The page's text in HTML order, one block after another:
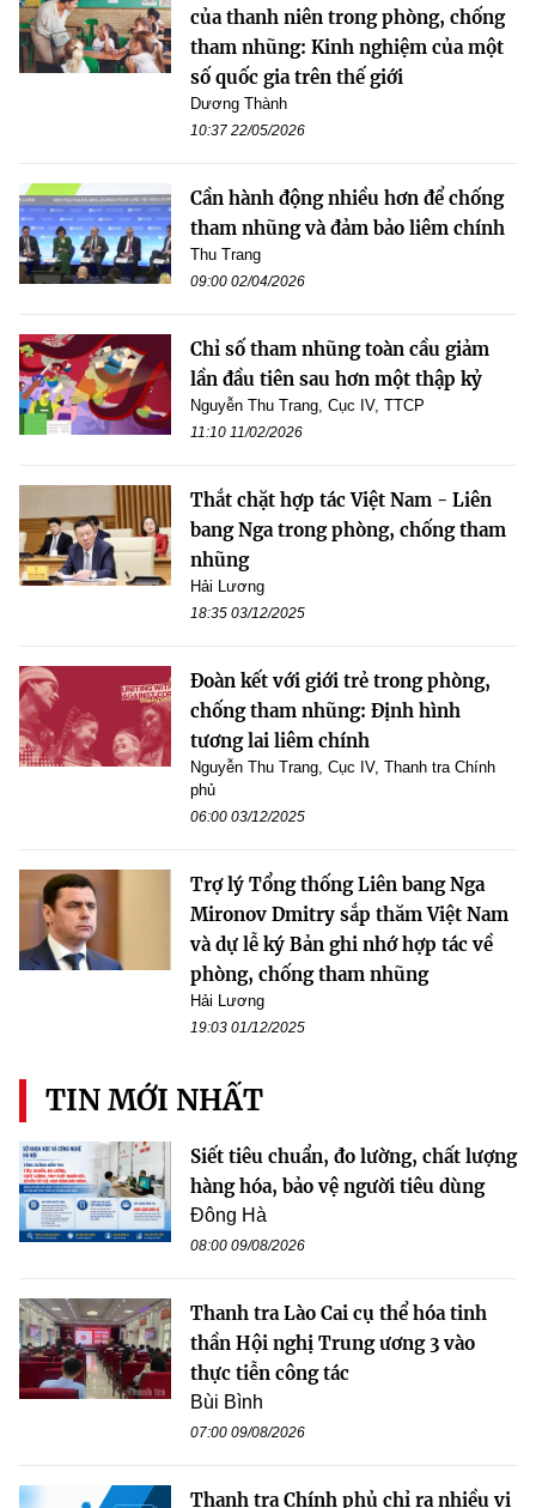
của thanh niên trong phòng, chống
tham nhũng: Kinh nghiệm của một
số quốc gia trên thế giới
Dương Thành
10:37 22/05/2026
Cần hành động nhiều hơn để chống
tham nhũng và đảm bảo liêm chính
Thu Trang
09:00 02/04/2026
Chỉ số tham nhũng toàn cầu giảm
lần đầu tiên sau hơn một thập kỷ
Nguyễn Thu Trang, Cục IV, TTCP
11:10 11/02/2026
Thắt chặt hợp tác Việt Nam - Liên
bang Nga trong phòng, chống tham
nhũng
Hải Lương
18:35 03/12/2025
Đoàn kết với giới trẻ trong phòng,
chống tham nhũng: Định hình
tương lai liêm chính
Nguyễn Thu Trang, Cục IV, Thanh tra Chính
phủ
06:00 03/12/2025
Trợ lý Tổng thống Liên bang Nga
Mironov Dmitry sắp thăm Việt Nam
và dự lễ ký Bản ghi nhớ hợp tác về
phòng, chống tham nhũng
Hải Lương
19:03 01/12/2025
TIN MỚI NHẤT
Siết tiêu chuẩn, đo lường, chất lượng
hàng hóa, bảo vệ người tiêu dùng
Đông Hà
08:00 09/08/2026
Thanh tra Lào Cai cụ thể hóa tinh
thần Hội nghị Trung ương 3 vào
thực tiễn công tác
Bùi Bình
07:00 09/08/2026
Thanh tra Chính phủ chỉ ra nhiều vi